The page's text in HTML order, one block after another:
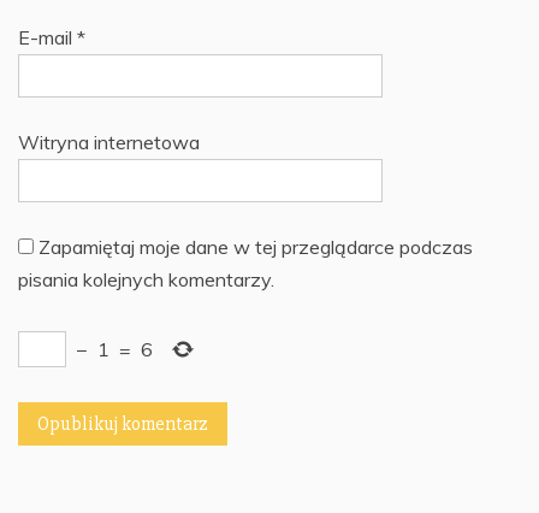
E-mail *
Witryna internetowa
Zapamiętaj moje dane w tej przeglądarce podczas
pisania kolejnych komentarzy.
− 1 = 6